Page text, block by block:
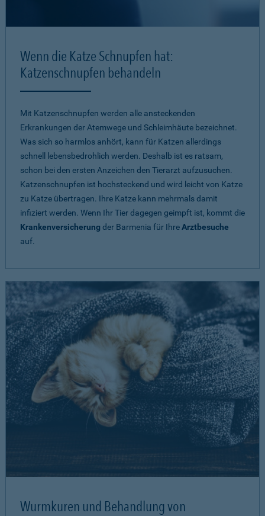
Wenn die Katze Schnupfen hat:
Katzenschnupfen behandeln
Mit Katzenschnupfen werden alle ansteckenden
Erkrankungen der Atemwege und Schleimhäute bezeichnet.
Was sich so harmlos anhört, kann für Katzen allerdings
schnell lebensbedrohlich werden. Deshalb ist es ratsam,
schon bei den ersten Anzeichen den Tierarzt aufzusuchen.
Katzenschnupfen ist hochsteckend und wird leicht von Katze
zu Katze übertragen. Ihre Katze kann mehrmals damit
infiziert werden. Wenn Ihr Tier dagegen geimpft ist, kommt die
Krankenversicherung der Barmenia für IhreArztbesuche
auf.
Wurmkuren und Behandlung von